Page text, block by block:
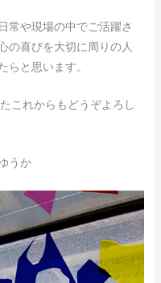
常や現場の中でご活躍さ
の喜びを大切に周りの人
らと思います。
これからもどうぞよろし
うか